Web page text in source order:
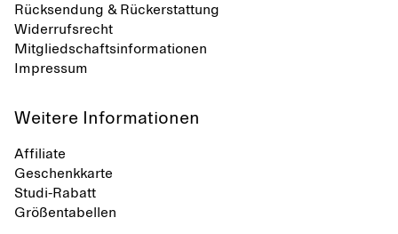
Rücksendung & Rückerstattung
Widerrufsrecht
Mitgliedschaftsinformationen
Impressum
Weitere Informationen
Affiliate
Geschenkkarte
Studi-Rabatt
Größentabellen